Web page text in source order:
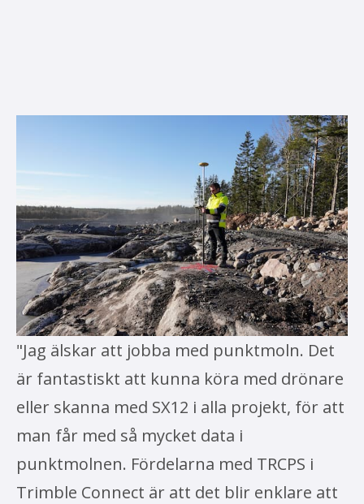
"Jag älskar att jobba med punktmoln. Det
är fantastiskt att kunna köra med drönare
eller skanna med SX12 i alla projekt, för att
man får med så mycket data i
punktmolnen. Fördelarna med TRCPS i
Trimble Connect är att det blir enklare att